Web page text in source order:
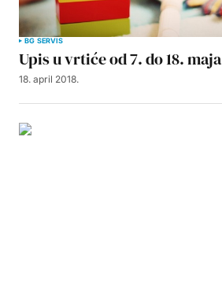
BG SERVIS
Upis u vrtiće od 7. do 18. maja
18. april 2018.